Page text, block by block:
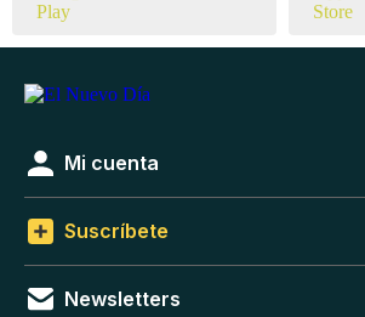
Mi cuenta
Suscríbete
Newsletters